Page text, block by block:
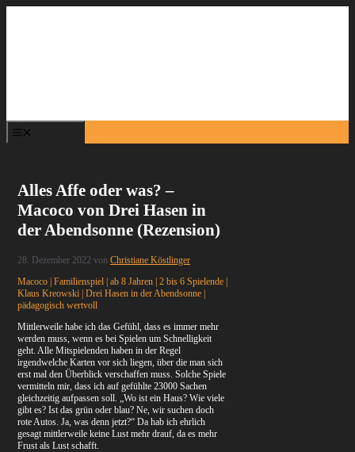
Alles Affe oder was? –
Macoco von Drei Hasen in
der Abendsonne (Rezension)
28. Dezember 2022 vonChristiane Köstlinger
Macoco | Familienspiel | ab 8 Jahren | 2 bis 6 Spielende |
Klaus Kreowski | Drei Hasen in der Abendsonne |
pädagogisch wertvoll
Mittlerweile habe ich das Gefühl, dass es immer mehr
werden muss, wenn es bei Spielen um Schnelligkeit
geht. Alle Mitspielenden haben in der Regel
irgendwelche Karten vor sich liegen, über die man sich
erst mal den Überblick verschaffen muss. Solche Spiele
vermitteln mir, dass ich auf gefühlte 23000 Sachen
gleichzeitig aufpassen soll. „Wo ist ein Haus? Wie viele
gibt es? Ist das grün oder blau? Ne, wir suchen doch
rote Autos. Ja, was denn jetzt?“ Da hab ich ehrlich
gesagt mittlerweile keine Lust mehr drauf, da es mehr
Frust als Lust schafft.